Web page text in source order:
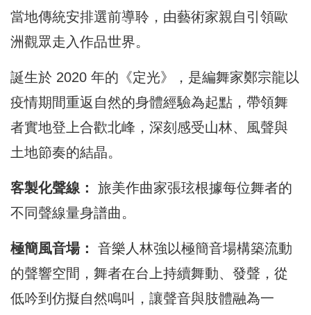
當地傳統安排選前導聆，由藝術家親自引領歐
洲觀眾走入作品世界。
誕生於 2020 年的《定光》，是編舞家鄭宗龍以
疫情期間重返自然的身體經驗為起點，帶領舞
者實地登上合歡北峰，深刻感受山林、風聲與
土地節奏的結晶。
客製化聲線：
旅美作曲家張玹根據每位舞者的
不同聲線量身譜曲。
極簡風音場：
音樂人林強以極簡音場構築流動
的聲響空間，舞者在台上持續舞動、發聲，從
低吟到仿擬自然鳴叫，讓聲音與肢體融為一